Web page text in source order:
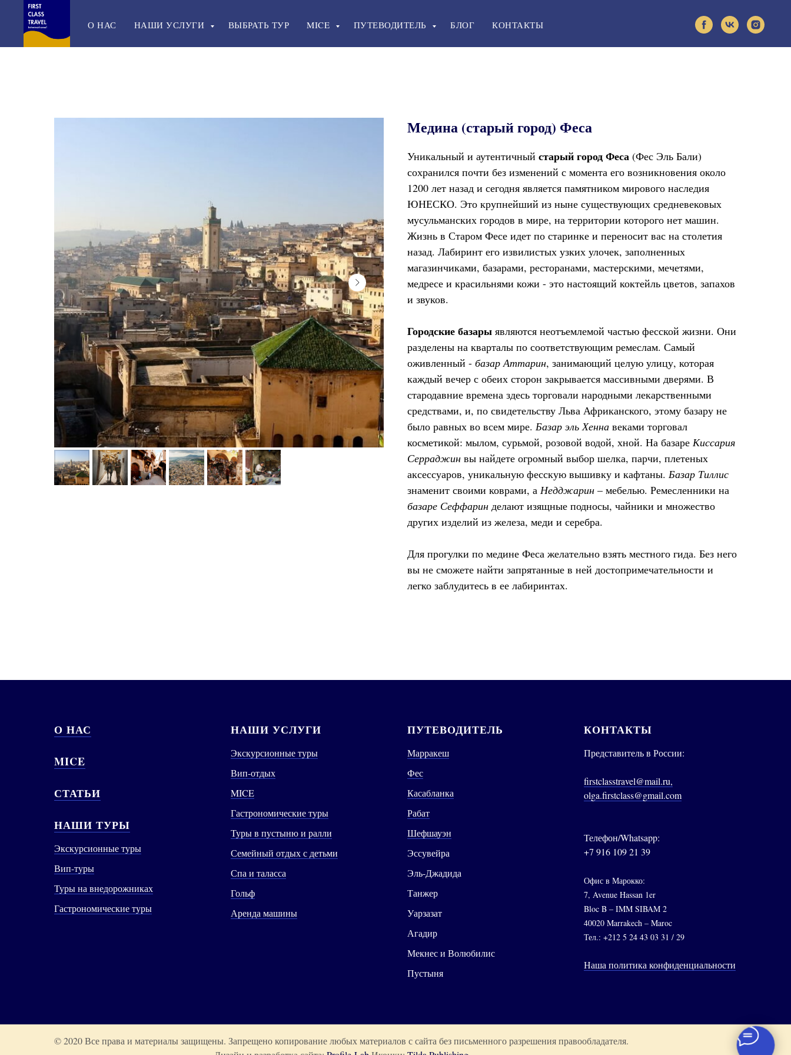
О НАС НАШИ УСЛУГИ ВЫБРАТЬ ТУР MICE ПУТЕВОДИТЕЛЬ БЛОГ КОНТАКТЫ
Медина (старый город) Феса
Уникальный и аутентичный старый городФеса (Фес Эль Бали)
сохранился почти без изменений с момента его возникновения около
1200 лет назад и сегодня является памятником мирового наследия
ЮНЕСКО. Это крупнейший из ныне существующих средневековых
мусульманских городов в мире, на территории которого нет машин.
Жизнь в Старом Фесе идет по старинке и переносит вас на столетия
назад. Лабиринт его извилистых узких улочек, заполненных
магазинчиками, базарами, ресторанами, мастерскими, мечетями,
медресе и красильнями кожи - это настоящий коктейль цветов, запахов
и звуков.
Городские базары являются неотъемлемой частью фесской жизни. Они
разделены на кварталы по соответствующим ремеслам. Самый
оживленный - базар Аттарин, занимающий целую улицу, которая
каждый вечер с обеих сторон закрывается массивными дверями. В
стародавние времена здесь торговали народными лекарственными
средствами, и, по свидетельству Льва Африканского, этому базару не
было равных во всем мире. Базар эль Хенна веками торговал
косметикой: мылом, сурьмой, розовой водой, хной. На базаре Киссария
Серраджин вы найдете огромный выбор шелка, парчи, плетеных
аксессуаров, уникальную фесскую вышивку и кафтаны. Базар Тиллис
знаменит своими коврами, а Недджарин – мебелью. Ремесленники на
базаре Сеффарин делают изящные подносы, чайники и множество
других изделий из железа, меди и серебра.
Для прогулки по медине Феса желательно взять местного гида. Без него
вы не сможете найти запрятанные в ней достопримечательности и
легко заблудитесь в ее лабиринтах.
О НАС
MICE
СТАТЬИ
НАШИ ТУРЫ
Экскурсионные туры
Вип-туры
Туры на внедорожниках
Гастрономические туры
НАШИ УСЛУГИ
Экскурсионные туры
Вип-отдых
MICE
Гастрономические туры
Туры в пустыню и ралли
Семейный отдых с детьми
Спа и таласса
Гольф
Аренда машины
ПУТЕВОДИТЕЛЬ
Марракеш
Фес
Касабланка
Рабат
Шефшауэн
Эссувейра
Эль-Джадида
Танжер
Уарзазат
Агадир
Мекнес и Волюбилис
Пустыня
КОНТАКТЫ
Представитель в России:
firstclasstravel@mail.ru,
olga.firstclass@gmail.com
Телефон/Whatsapp:
+7 916 109 21 39
Офис в Марокко:
7, Avenue Hassan 1er
Bloc B – IMM SIBAM 2
40020 Marrakech – Maroc
Тел.: +212 5 24 43 03 31 / 29
Наша политика конфиденциальности
© 2020 Все права и материалы защищены. Запрещено копирование любых материалов с сайта без письменного разрешения правообладателя.